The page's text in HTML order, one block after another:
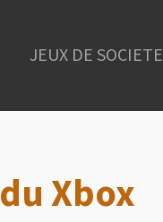
JEUX DE SOCIETE
Xbox